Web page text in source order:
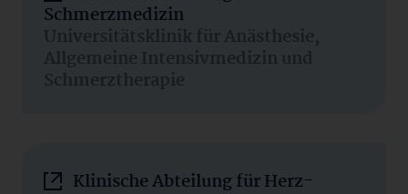
Schmerzmedizin
Universitätsklinik für Anästhesie,
Allgemeine Intensivmedizin und
Schmerztherapie
Klinische Abteilung für Herz-